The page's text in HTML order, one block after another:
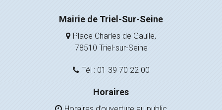
Mairie de Triel-Sur-Seine
Place Charles de Gaulle,
78510 Triel-sur-Seine
Tél : 01 39 70 22 00
Horaires